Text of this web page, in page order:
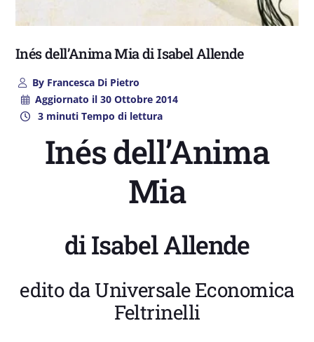
Inés dell’Anima Mia di Isabel Allende
ByFrancesca Di Pietro
Aggiornato il30 Ottobre 2014
3 minuti Tempo di lettura
Inés dell’Anima
Mia
di Isabel Allende
edito da Universale Economica
Feltrinelli